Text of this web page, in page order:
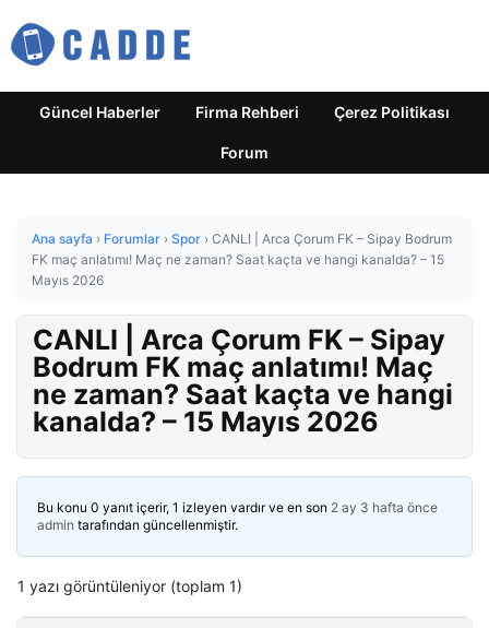
Güncel Haberler Firma Rehberi Çerez Politikası
Forum
Ana sayfa › Forumlar › Spor › CANLI | Arca Çorum FK – Sipay Bodrum
FK maç anlatımı! Maç ne zaman? Saat kaçta ve hangi kanalda? – 15
Mayıs 2026
CANLI | Arca Çorum FK – Sipay
Bodrum FK maç anlatımı! Maç
ne zaman? Saat kaçta ve hangi
kanalda? – 15 Mayıs 2026
Bu konu 0 yanıt içerir, 1 izleyen vardır ve en son 2 ay 3 hafta önce
admin tarafından güncellenmiştir.
1 yazı görüntüleniyor (toplam 1)